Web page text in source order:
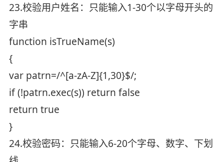
23.校验用户姓名：只能输入1-30个以字母开头的
字串
function isTrueName(s)
{
var patrn=/^[a-zA-Z]{1,30}$/;
if (!patrn.exec(s)) return false
return true
}
24.校验密码：只能输入6-20个字母、数字、下划